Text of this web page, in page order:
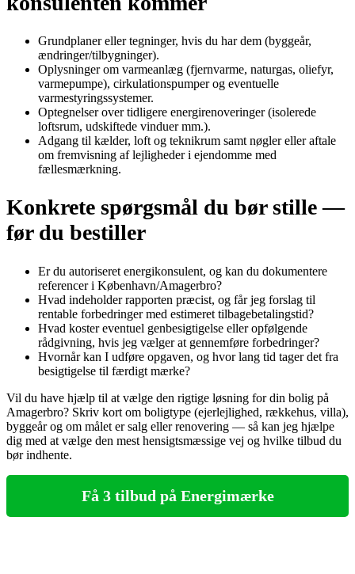
Grundplaner eller tegninger, hvis du har dem (byggeår,
ændringer/tilbygninger).
Oplysninger om varmeanlæg (fjernvarme, naturgas, oliefyr,
varmepumpe), cirkulationspumper og eventuelle
varmestyringssystemer.
Optegnelser over tidligere energirenoveringer (isolerede
loftsrum, udskiftede vinduer mm.).
Adgang til kælder, loft og teknikrum samt nøgler eller aftale
om fremvisning af lejligheder i ejendomme med
fællesmærkning.
Konkrete spørgsmål du bør stille —
før du bestiller
Er du autoriseret energikonsulent, og kan du dokumentere
referencer i København/Amagerbro?
Hvad indeholder rapporten præcist, og får jeg forslag til
rentable forbedringer med estimeret tilbagebetalingstid?
Hvad koster eventuel genbesigtigelse eller opfølgende
rådgivning, hvis jeg vælger at gennemføre forbedringer?
Hvornår kan I udføre opgaven, og hvor lang tid tager det fra
besigtigelse til færdigt mærke?
Vil du have hjælp til at vælge den rigtige løsning for din bolig på
Amagerbro? Skriv kort om boligtype (ejerlejlighed, rækkehus, villa),
byggeår og om målet er salg eller renovering — så kan jeg hjælpe
dig med at vælge den mest hensigtsmæssige vej og hvilke tilbud du
bør indhente.
Få 3 tilbud på Energimærke